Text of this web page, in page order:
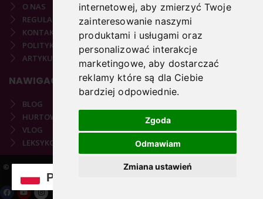
internetowej,aby zmierzyć Twoje
zainteresowanie naszymi
produktami i usługami oraz
personalizować interakcje
marketingowe,aby dostarczać
reklamy które są dla Ciebie
bardziej odpowiednie.
Zgoda
Odmawiam
Zmiana ustawień
O NAS
REGULAMIN
KONTAKT
POLITYKA PRYWATNOŚCI
ARTYKUŁY PODOLOGICZNE
NAWIGACJA
BLOG
HURTOWNIA
VLOG
LEKSYKON PODOLOGICZNY
© 2021-2025 COPYRIGHT PODOSTORE.PL | REALIZACJA:
PL